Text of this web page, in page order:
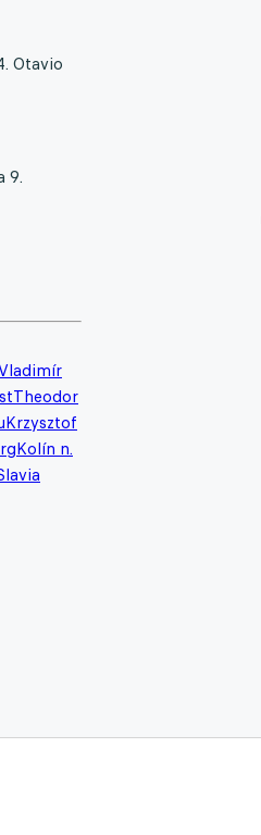
Otavio
9.
Theodor
Krzysztof
Kolín n.